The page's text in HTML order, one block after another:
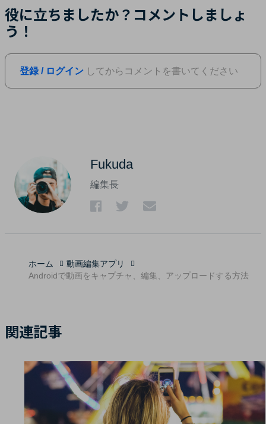
役に立ちましたか？コメントしましょ
う！
登録 / ログイン してからコメントを書いてください
Fukuda
編集長
ホーム
動画編集アプリ
Androidで動画をキャプチャ、編集、アップロードする方法
関連記事